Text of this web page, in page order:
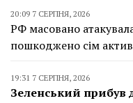
20:09 7 СЕРПНЯ, 2026
РФ масовано
пошкоджено сім
19:31 7 СЕРПНЯ, 2026
Зеленський прибув